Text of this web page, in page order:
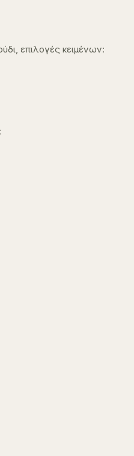
επιλογές κειμένων: